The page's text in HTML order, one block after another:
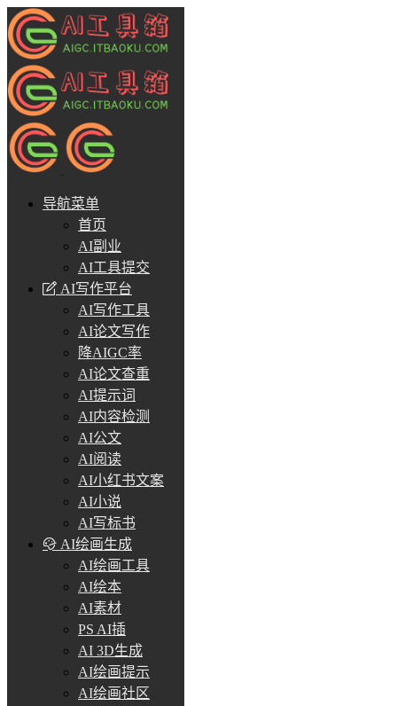
导航菜单
首页
AI副业
AI工具提交
AI写作平台
AI写作工具
AI论文写作
降AIGC率
AI论文查重
AI提示词
AI内容检测
AI公文
AI阅读
AI小红书文案
AI小说
AI写标书
AI绘画生成
AI绘画工具
AI绘本
AI素材
PS AI插
AI 3D生成
AI绘画提示
AI绘画社区